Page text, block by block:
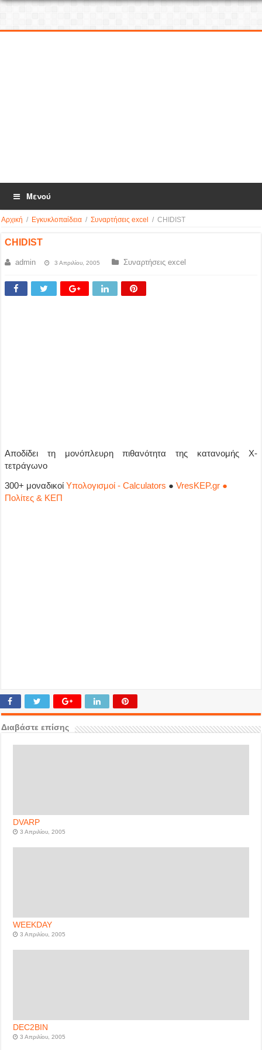
Μενού
Αρχική / Εγκυκλοπαίδεια / Συναρτήσεις excel / CHIDIST
CHIDIST
admin 3 Απριλίου, 2005 Συναρτήσεις excel
Αποδίδει τη μονόπλευρη πιθανότητα της κατανομής Χ-
τετράγωνο
300+ μοναδικοίΥπολογισμοί - Calculators ●VresKEP.gr ●
Πολίτες & ΚΕΠ
Διαβάστε επίσης
DVARP
3 Απριλίου, 2005
WEEKDAY
3 Απριλίου, 2005
DEC2BIN
3 Απριλίου, 2005